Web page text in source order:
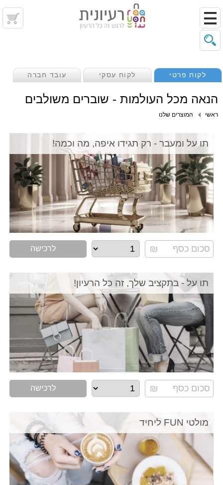
לקוח פרטי לקוח עסקי עובד חברה
הנאה מכל העולמות - שוברים משולבים
ראשי המוצרים שלנו
תו על ומעבר - רק תגידו איפה, מה וכמה!
לרכישה
תו על - בתקציב שלך, זה כל הרעיון!
לרכישה
מולטי FUN ליחיד